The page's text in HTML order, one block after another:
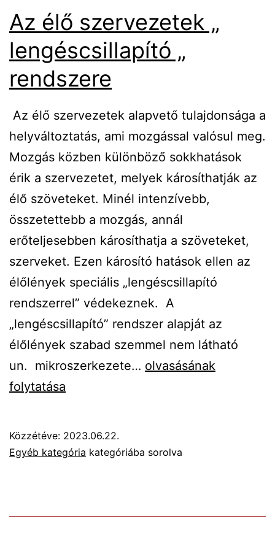
Az élő szervezetek „
lengéscsillapító „
rendszere
Az élő szervezetek alapvető tulajdonsága a
helyváltoztatás, ami mozgással valósul meg.
Mozgás közben különböző sokkhatások
érik a szervezetet, melyek károsíthatják az
élő szöveteket. Minél intenzívebb,
összetettebb a mozgás, annál
erőteljesebben károsíthatja a szöveteket,
szerveket. Ezen károsító hatások ellen az
élőlények speciális „lengéscsillapító
rendszerrel” védekeznek. A
„lengéscsillapító” rendszer alapját az
élőlények szabad szemmel nem látható
un. mikroszerkezete… Az
lengéscsillapító
olvasásának
folytatása
Közzétéve: 2023.06.22.
Egyéb kategória kategóriába sorolva